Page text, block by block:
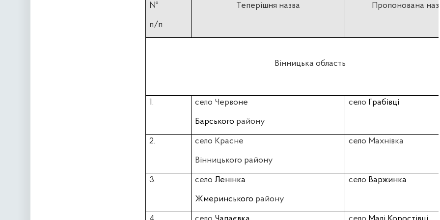
№
п/п
Теперішня назва Пропонована
Вінницька область
1. село Червоне
Барського району
село Грабівці
2. село Красне
Вінницького району
село Махнівка
3. село Ленінка
Жмеринського району
село Варжинка